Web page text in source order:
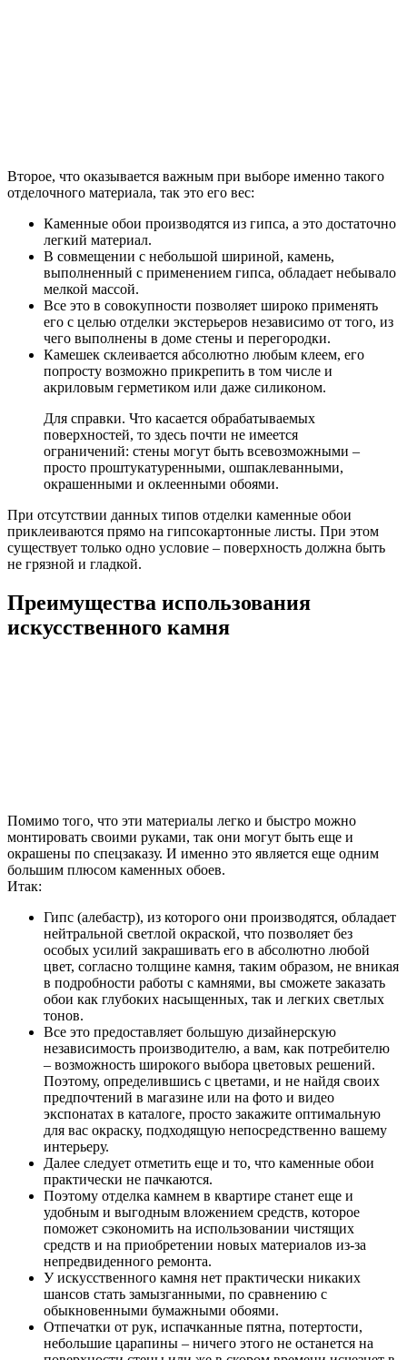
Второе, что оказывается важным при выборе именно такого
отделочного материала, так это его вес:
Каменные обои производятся из гипса, а это достаточно
легкий материал.
В совмещении с небольшой шириной, камень,
выполненный с применением гипса, обладает небывало
мелкой массой.
Все это в совокупности позволяет широко применять
его с целью отделки экстерьеров независимо от того, из
чего выполнены в доме стены и перегородки.
Камешек склеивается абсолютно любым клеем, его
попросту возможно прикрепить в том числе и
акриловым герметиком или даже силиконом.
Для справки. Что касается обрабатываемых
поверхностей, то здесь почти не имеется
ограничений: стены могут быть всевозможными –
просто проштукатуренными, ошпаклеванными,
окрашенными и оклеенными обоями.
При отсутствии данных типов отделки каменные обои
приклеиваются прямо на гипсокартонные листы. При этом
существует только одно условие – поверхность должна быть
не грязной и гладкой.
Преимущества использования
искусственного камня
Помимо того, что эти материалы легко и быстро можно
монтировать своими руками, так они могут быть еще и
окрашены по спецзаказу. И именно это является еще одним
большим плюсом каменных обоев.
Итак:
Гипс (алебастр), из которого они производятся, обладает
нейтральной светлой окраской, что позволяет без
особых усилий закрашивать его в абсолютно любой
цвет, согласно толщине камня, таким образом, не вникая
в подробности работы с камнями, вы сможете заказать
обои как глубоких насыщенных, так и легких светлых
тонов.
Все это предоставляет большую дизайнерскую
независимость производителю, а вам, как потребителю
– возможность широкого выбора цветовых решений.
Поэтому, определившись с цветами, и не найдя своих
предпочтений в магазине или на фото и видео
экспонатах в каталоге, просто закажите оптимальную
для вас окраску, подходящую непосредственно вашему
интерьеру.
Далее следует отметить еще и то, что каменные обои
практически не пачкаются.
Поэтому отделка камнем в квартире станет еще и
удобным и выгодным вложением средств, которое
поможет сэкономить на использовании чистящих
средств и на приобретении новых материалов из-за
непредвиденного ремонта.
У искусственного камня нет практически никаких
шансов стать замызганными, по сравнению с
обыкновенными бумажными обоями.
Отпечатки от рук, испачканные пятна, потертости,
небольшие царапины – ничего этого не останется на